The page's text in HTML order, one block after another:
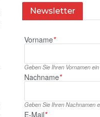
Newsletter
Vorname*
Geben Sie Ihren Vornamen ein
Nachname*
Geben Sie Ihren Nachnamen
E‑Mail*